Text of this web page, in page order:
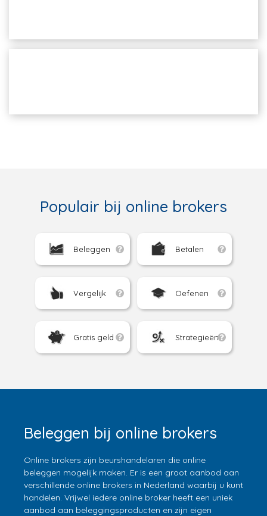
Populair bij online brokers
Beleggen Betalen
Vergelijk Oefenen
Gratis geld Strategieën
Beleggen bij online brokers
Online brokers zijn beurshandelaren die online
beleggen mogelijk maken. Er is een groot aanbod aan
verschillende online brokers in Nederland waarbij u kunt
handelen. Vrijwel iedere online broker heeft een uniek
aanbod aan beleggingsproducten en zijn eigen